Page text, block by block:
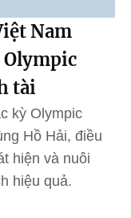
Nam
tài
kỳ Olympic
Hồ Hải, điều
hiện và nuôi
hiệu quả.